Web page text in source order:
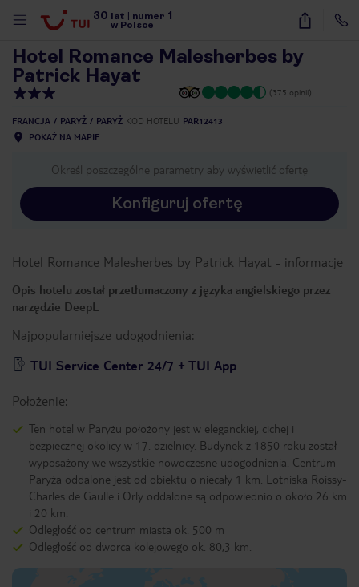
30 lat numer 1
w Polsce
40
Hotel Romance Malesherbes by
Patrick Hayat
(375 opinii)
FRANCJA PARYŻ PARYŻ KOD HOTELU PAR12413
POKAŻ NA MAPIE
Określ poszczególne parametry aby wyświetlić ofertę
Konfiguruj ofertę
Hotel Romance Malesherbes by Patrick Hayat - informacje
Opis hotelu został przetłumaczony z języka angielskiego przez
narzędzie DeepL
Najpopularniejsze udogodnienia:
TUI Service Center 24/7 + TUI App
Położenie:
Ten hotel w Paryżu położony jest w eleganckiej, cichej i
bezpiecznej okolicy w 17. dzielnicy. Budynek z 1850 roku został
wyposażony we wszystkie nowoczesne udogodnienia. Centrum
Paryża oddalone jest od obiektu o niecały 1 km. Lotniska Roissy-
Charles de Gaulle i Orly oddalone są odpowiednio o około 26 km
i 20 km.
Odległość od centrum miasta ok. 500 m
Odległość od dworca kolejowego ok. 80,3 km.